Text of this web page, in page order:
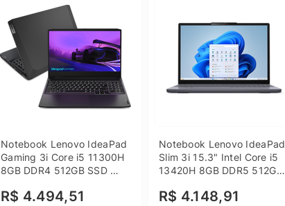
Notebook Lenovo IdeaPad
Gaming 3i Core i5 11300H
8GB DDR4 512GB SSD
Linux - Preto
R$ 4.494,51
Notebook Lenovo IdeaPad
Slim 3i 15.3" Intel Core i5
13420H 8GB DDR5 512GB
R$ 4.148,91